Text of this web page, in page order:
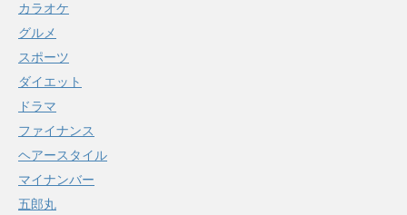
カラオケ
グルメ
スポーツ
ダイエット
ドラマ
ファイナンス
ヘアースタイル
マイナンバー
五郎丸